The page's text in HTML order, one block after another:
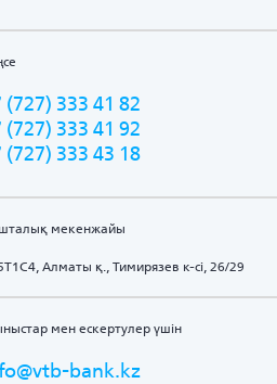
(727) 333 41 82
(727) 333 41 92
(727) 333 43 18
мекенжайы
Алматы қ., Тимирязев к-сі, 26/29
мен ескертулер үшін
bank.kz